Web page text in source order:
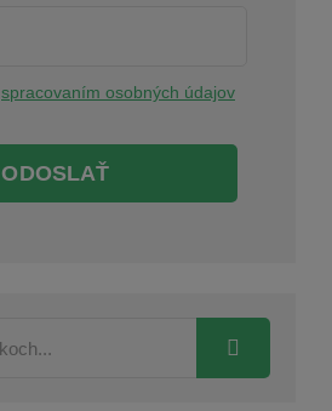
spracovaním osobných údajov
ODOSLAŤ